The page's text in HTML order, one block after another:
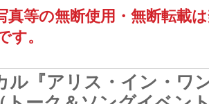
等の無断使用・無断転載
す。
ル『アリス・イン・ワ